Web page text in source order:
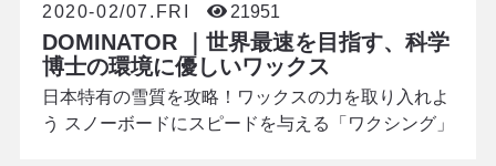
2020-02/07.FRI 21951
DOMINATOR ｜世界最速を目指す、科学
博士の環境に優しいワックス
日本特有の雪質を攻略！ワックスの力を取り入れよ
う スノーボードにスピードを与える「ワクシング」